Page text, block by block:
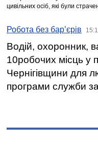
цивільних осіб, які були
Робота без бар’єрів
Водій, охоронник,
10робочих місць у
Чернігівщини для
програми служби